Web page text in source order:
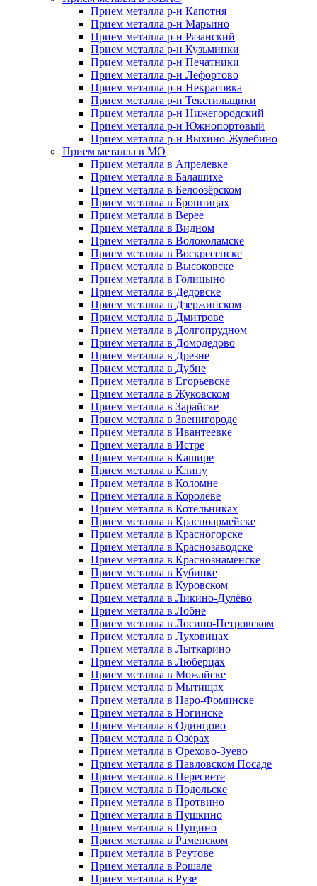
Прием металла р-н Капотня
Прием металла р-н Марьино
Прием металла р-н Рязанский
Прием металла р-н Кузьминки
Прием металла р-н Печатники
Прием металла р-н Лефортово
Прием металла р-н Некрасовка
Прием металла р-н Текстильщики
Прием металла р-н Нижегородский
Прием металла р-н Южнопортовый
Прием металла р-н Выхино-Жулебино
Прием металла в МО
Прием металла в Апрелевке
Прием металла в Балашихе
Прием металла в Белоозёрском
Прием металла в Бронницах
Прием металла в Верее
Прием металла в Видном
Прием металла в Волоколамске
Прием металла в Воскресенске
Прием металла в Высоковске
Прием металла в Голицыно
Прием металла в Дедовске
Прием металла в Дзержинском
Прием металла в Дмитрове
Прием металла в Долгопрудном
Прием металла в Домодедово
Прием металла в Дрезне
Прием металла в Дубне
Прием металла в Егорьевске
Прием металла в Жуковском
Прием металла в Зарайске
Прием металла в Звенигороде
Прием металла в Ивантеевке
Прием металла в Истре
Прием металла в Кашире
Прием металла в Клину
Прием металла в Коломне
Прием металла в Королёве
Прием металла в Котельниках
Прием металла в Красноармейске
Прием металла в Красногорске
Прием металла в Краснозаводске
Прием металла в Краснознаменске
Прием металла в Кубинке
Прием металла в Куровском
Прием металла в Ликино-Дулёво
Прием металла в Лобне
Прием металла в Лосино-Петровском
Прием металла в Луховицах
Прием металла в Лыткарино
Прием металла в Люберцах
Прием металла в Можайске
Прием металла в Мытищах
Прием металла в Наро-Фоминске
Прием металла в Ногинске
Прием металла в Одинцово
Прием металла в Озёрах
Прием металла в Орехово-Зуево
Прием металла в Павловском Посаде
Прием металла в Пересвете
Прием металла в Подольске
Прием металла в Протвино
Прием металла в Пушкино
Прием металла в Пущино
Прием металла в Раменском
Прием металла в Реутове
Прием металла в Рошале
Прием металла в Рузе